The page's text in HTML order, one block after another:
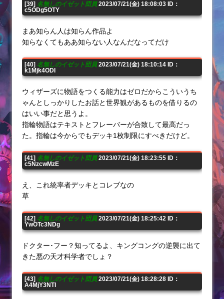
[39] 名無しのイゼット団員2023/07/21(金) 18:08:03 ID：
c5ODg5OTY
まあ知らん人は知らん作品よ
知らなくてもああ知らない人なんだなってだけ
[40] 名無しのイゼット団員2023/07/21(金) 18:10:14 ID：
k1Mjk4ODI
ウィザーズに物語をつくる能力はゼロだからこういうち
ゃんとしっかりしたお話と世界観があるものを借りるの
はいい事だと思うよ。
指輪物語はテキストとフレーバーが合致して最高だっ
た。指輪は今からでもデッキ1枚制限にすべきだけど。
[41] 名無しのイゼット団員2023/07/21(金) 18:23:55 ID：
c5NzcwMzE
え、これ統率者デッキとコレブなの
草
[42] 名無しのイゼット団員2023/07/21(金) 18:25:42 ID：
YwOTc3NDg
ドクター･フー？知ってるよ、キングコングの逆襲に出て
きた悪の天才科学者でしょ？
[43] 名無しのイゼット団員2023/07/21(金) 18:28:28 ID：
A4MjY3NTI